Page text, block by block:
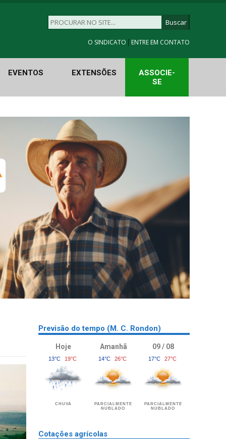
O SINDICATO | ENTRE EM CONTATO
EVENTOS EXTENSÕES
ASSOCIE-
SE
Previsão do tempo (M. C. Rondon)
Hoje
13°C 19°C
CHUVA
Amanhã
14°C 26°C
PARCIALMENTE
NUBLADO
09 / 08
17°C 27°C
PARCIALMENTE
NUBLADO
Cotações agrícolas